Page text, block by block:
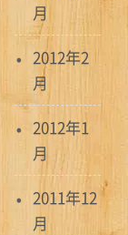
月
2012年2
月
2012年1
月
2011年12
月